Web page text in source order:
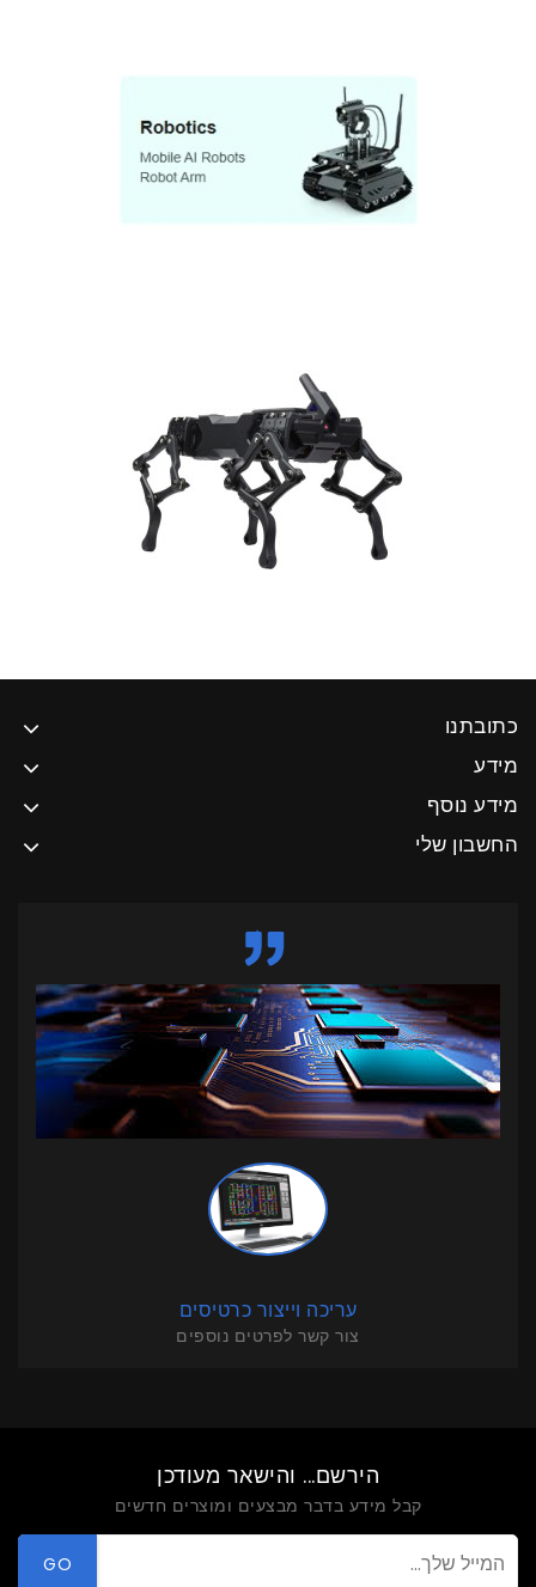
כתובתנו
מידע
מידע נוסף
החשבון שלי
עריכה וייצור כרטיסים
צור קשר לפרטים נוספים
הירשם... והישאר מעודכן
קבל מידע בדבר מבצעים ומוצרים חדשים
GO